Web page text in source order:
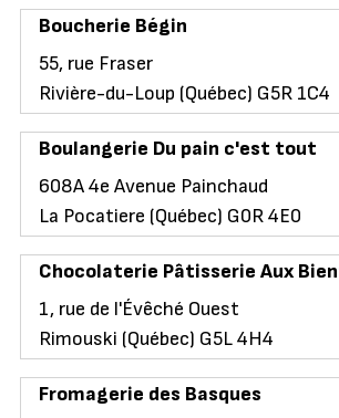
Boucherie Bégin
55, rue Fraser
Rivière-du-Loup (Québec) G5R 1C4
Boulangerie Du pain c'est tout
608A 4e Avenue Painchaud
La Pocatiere (Québec) G0R 4E0
Chocolaterie Pâtisserie Aux
1, rue de l'Évêché Ouest
Rimouski (Québec) G5L 4H4
Fromagerie des Basques